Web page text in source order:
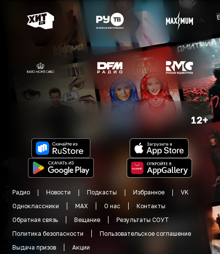
12+
Радио Новости Подкасты Избранное
VK
Одноклассники
MAX О нас
Контакты
Обратная связь
Вещание
Результаты СОУТ
Политика безопасности
Пользовательское соглашение
Выдача призов
Акции